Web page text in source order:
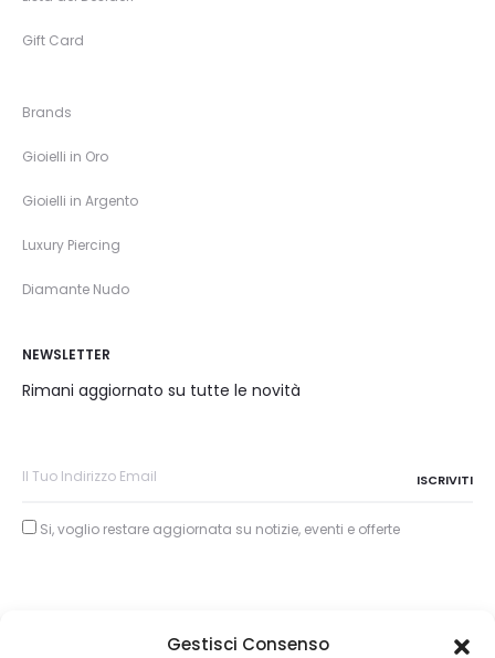
Gestisci Consenso
Gift Card
Brands
Gioielli in Oro
Gioielli in Argento
Luxury Piercing
Diamante Nudo
NEWSLETTER
Rimani aggiornato su tutte le novità
Si, voglio restare aggiornata su notizie, eventi e offerte